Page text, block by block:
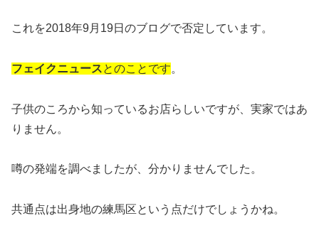
これを2018年9月19日のブログで否定しています。
フェイクニュースとのことです。
子供のころから知っているお店らしいですが、実家ではあ
りません。
噂の発端を調べましたが、分かりませんでした。
共通点は出身地の練馬区という点だけでしょうかね。